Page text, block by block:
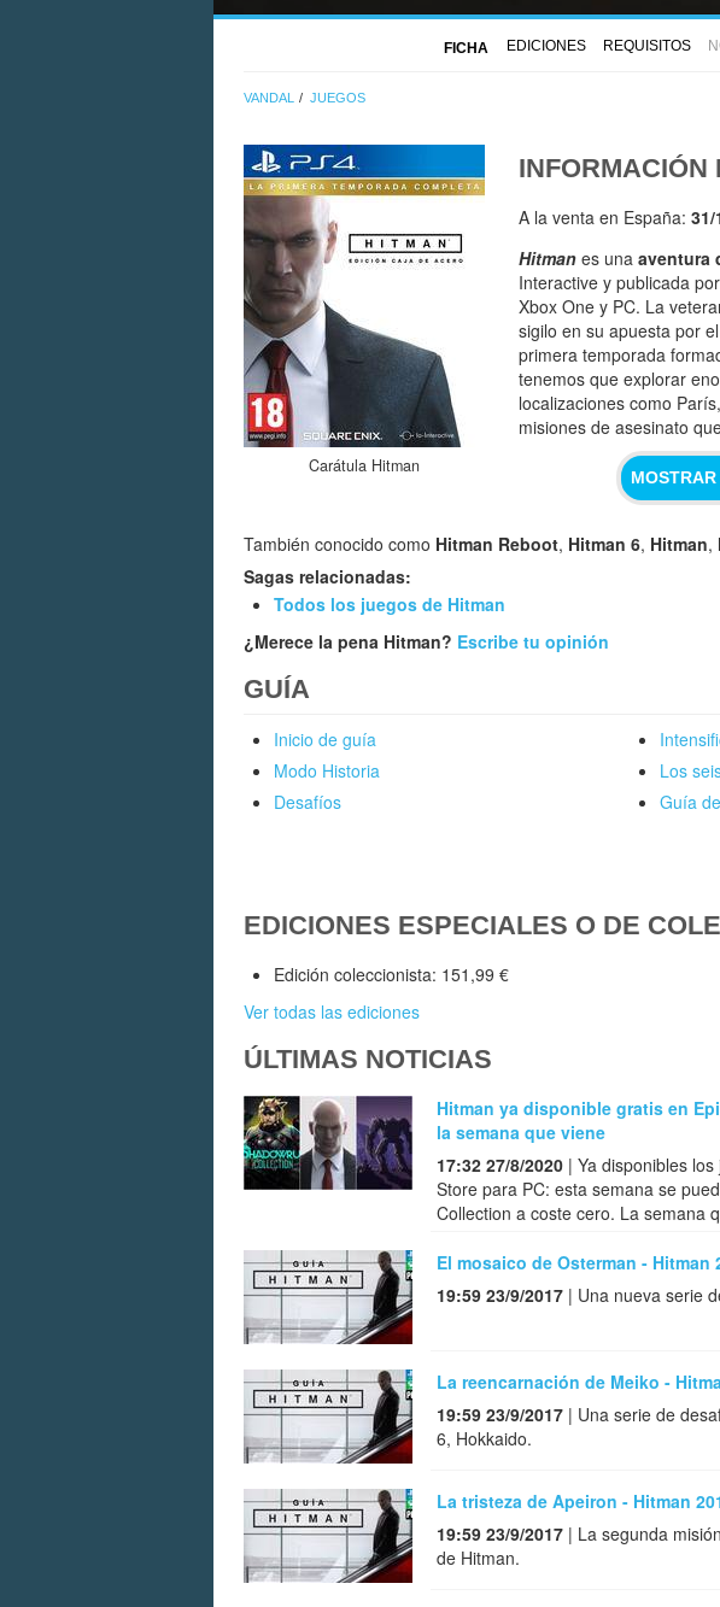
FICHA EDICIONES REQUISITOS
VANDAL JUEGOS
Carátula Hitman
INFORMACIÓN
A la venta en España: 31/
Hitman es una aventura
Interactive y publicada
Xbox One y PC. La
sigilo en su apuesta por
primera temporada
tenemos que explorar
localizaciones como
misiones de asesinato
También conocido como Hitman Reboot, Hitman 6, Hitman,
Sagas relacionadas:
Todos los juegos de Hitman
¿Merece la pena Hitman? Escribe tu opinión
GUÍA
Inicio de guía
Modo Historia
Desafíos
Los
Guía
EDICIONES ESPECIALES O DE
Edición coleccionista: 151,99 €
Ver todas las ediciones
ÚLTIMAS NOTICIAS
Hitman ya disponible gratis en
la semana que viene
17:32 27/8/2020 | Ya disponibles
Store para PC: esta semana se
Collection a coste cero. La semana
El mosaico de Osterman - Hitman
19:59 23/9/2017 | Una nueva serie
La reencarnación de Meiko -
19:59 23/9/2017 | Una serie de
6, Hokkaido.
La tristeza de Apeiron - Hitman
19:59 23/9/2017 | La segunda
de Hitman.